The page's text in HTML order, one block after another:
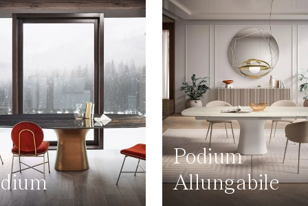
Podium
Allungabile